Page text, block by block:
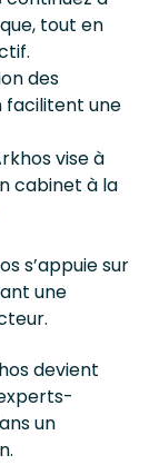
tout en
des
une
vise à
cabinet à la
s’appuie sur
une
devient
un